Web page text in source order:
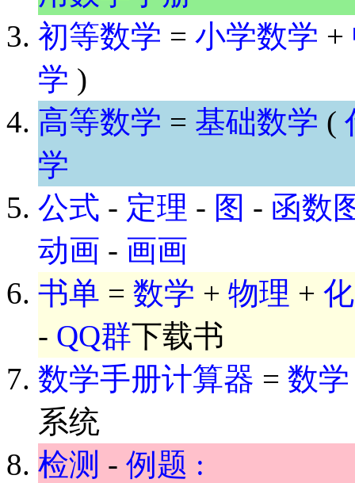
初等数学 = 小学数学 +
学 )
高等数学 = 基础数学 (
学
公式 - 定理 - 图 - 函数
动画 - 画画
书单 = 数学 + 物理 +
- QQ群下载书
数学手册计算器 = 数学
系统
检测 - 例题 :